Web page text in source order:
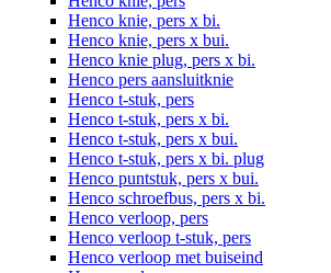
Henco knie, pers x bi.
Henco knie, pers x bui.
Henco knie plug, pers x bi.
Henco pers aansluitknie
Henco t-stuk, pers
Henco t-stuk, pers x bi.
Henco t-stuk, pers x bui.
Henco t-stuk, pers x bi. plug
Henco puntstuk, pers x bui.
Henco schroefbus, pers x bi.
Henco verloop, pers
Henco verloop t-stuk, pers
Henco verloop met buiseind